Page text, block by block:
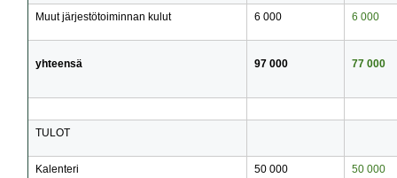
Muut järjestötoiminnan kulut 6 000 6 000
yhteensä 97 000 77 000
TULOT
Kalenteri 50 000 50 000